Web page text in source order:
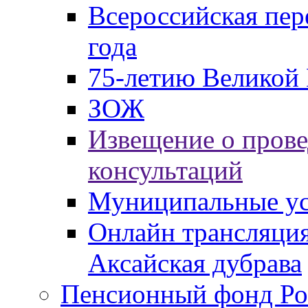
Всероссийская
года
75-летию
ЗОЖ
Извещение о
консультаций
Муниципальные
Онлайн
Аксайская дубрава
Пенсионный фонд